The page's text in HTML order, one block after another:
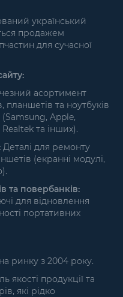
український
продажем
для сучасної
асортимент
та ноутбуків
Apple,
та інших).
Деталі для ремонту
(екранні модулі,
та повербанків:
для відновлення
портативних
ринку з 2004 року.
якості продукції та
які рідко